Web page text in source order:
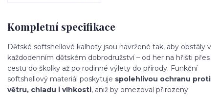
Kompletní specifikace
Dětské softshellové kalhoty jsou navržené tak, aby obstály v
každodenním dětském dobrodružství – od her na hřišti přes
cestu do školky až po rodinné výlety do přírody. Funkční
softshellový materiál poskytuje spolehlivou ochranu proti
větru, chladu i vlhkosti, aniž by omezoval přirozený